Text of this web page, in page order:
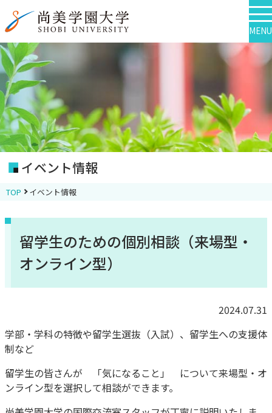
MENU
イベント情報
TOP イベント情報
留学生のための個別相談（来場型・
オンライン型）
2024.07.31
学部・学科の特徴や留学生選抜（入試）、留学生への支援体
制など
留学生の皆さんが 「気になること」 について来場型・オ
ンライン型を選択して相談ができます。